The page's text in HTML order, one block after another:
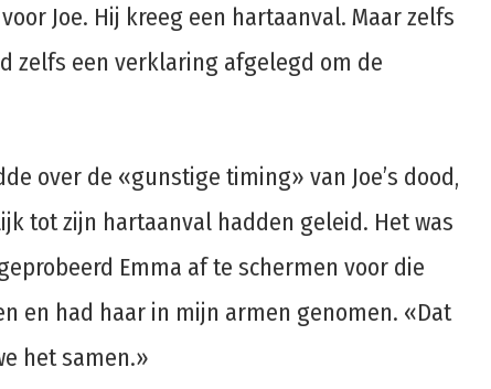
Joe. Hij kreeg een hartaanval. Maar zelfs
zelfs een verklaring afgelegd om de
over de «gunstige timing» van Joe’s dood,
tot zijn hartaanval hadden geleid. Het was
Emma af te schermen voor die
en had haar in mijn armen genomen. «Dat
het samen.»